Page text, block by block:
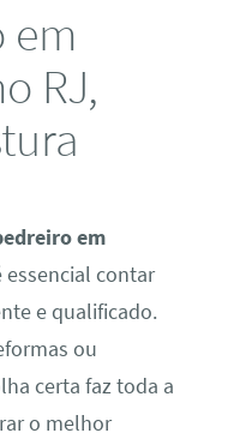
em
RJ,
em
essencial contar
e qualificado.
ou
certa faz toda a
o melhor